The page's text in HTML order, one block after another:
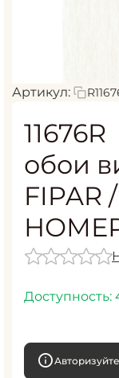
Артикул:
11676R
обои
FIPAR
Доступность: